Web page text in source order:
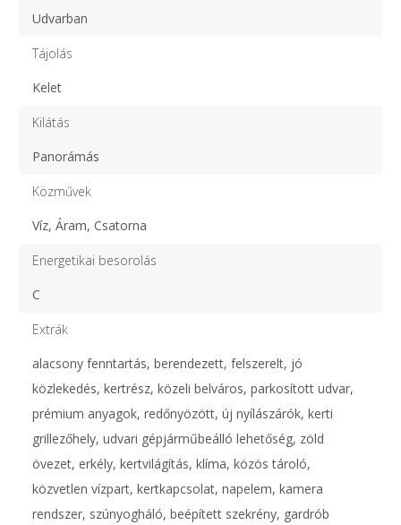
Udvarban
Tájolás
Kelet
Kilátás
Panorámás
Közművek
Víz, Áram, Csatorna
Energetikai besorolás
C
Extrák
alacsony fenntartás, berendezett, felszerelt, jó
közlekedés, kertrész, közeli belváros, parkosított udvar,
prémium anyagok, redőnyözött, új nyílászárók, kerti
grillezőhely, udvari gépjárműbeálló lehetőség, zöld
övezet, erkély, kertvilágítás, klíma, közös tároló,
közvetlen vízpart, kertkapcsolat, napelem, kamera
rendszer, szúnyogháló, beépített szekrény, gardrób